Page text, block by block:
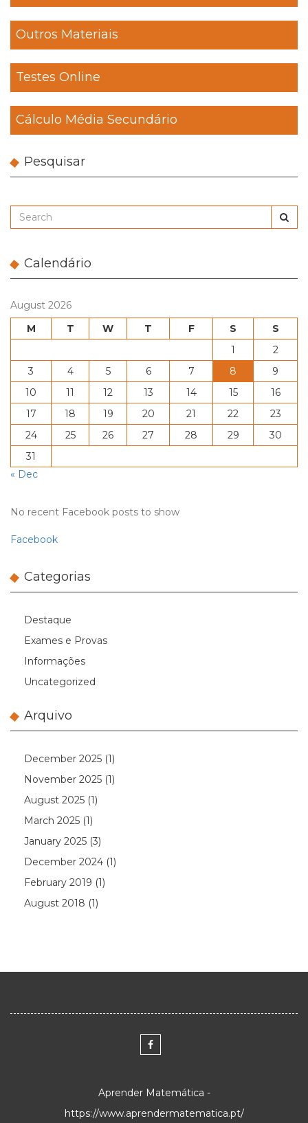
Outros Materiais
Testes Online
Cálculo Média Secundário
Pesquisar
Calendário
August 2026
M
T W T F S
S
1
2
3
4 5 6 7 8
9
10
11 12 13 14 15
16
17
18 19 20 21 22
23
24
25 26 27 28 29
30
31
« Dec
No recent Facebook posts to show
Facebook
Categorias
Destaque
Exames e Provas
Informações
Uncategorized
Arquivo
December 2025 (1)
November 2025 (1)
August 2025 (1)
March 2025 (1)
January 2025 (3)
December 2024 (1)
February 2019 (1)
August 2018 (1)
Aprender Matemática -
https://www.aprendermatematica.pt/